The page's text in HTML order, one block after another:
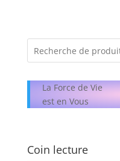
La Force de Vie
est en Vous
Coin lecture